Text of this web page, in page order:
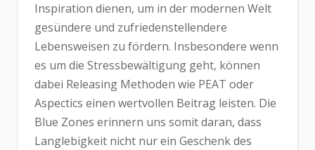
Inspiration dienen, um in der modernen Welt
gesündere und zufriedenstellendere
Lebensweisen zu fördern. Insbesondere wenn
es um die Stressbewältigung geht, können
dabei Releasing Methoden wie PEAT oder
Aspectics einen wertvollen Beitrag leisten. Die
Blue Zones erinnern uns somit daran, dass
Langlebigkeit nicht nur ein Geschenk des